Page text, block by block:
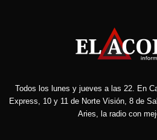
Todos los lunes y jueves a las 22. En
Express, 10 y 11 de Norte Visión, 8 de
Aries, la radio con